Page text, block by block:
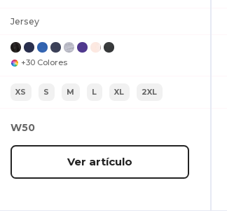
Jersey
+30 Colores
XS S M L XL 2XL
W50
Ver artículo